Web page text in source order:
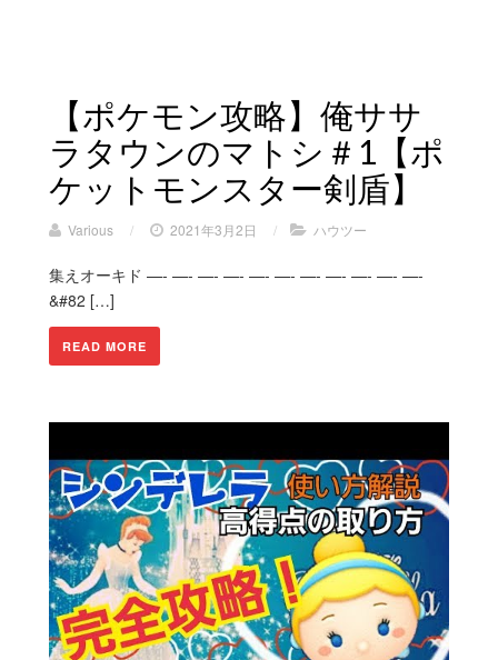
【ポケモン攻略】俺ササ
ラタウンのマトシ＃1【ポ
ケットモンスター剣盾】
Various / 2021年3月2日 / ハウツー
集えオーキド —- —- —- —- —- —- —- —- —- —- —-
&#82 […]
READ MORE